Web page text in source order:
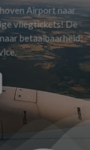
Airport naar
vliegtickets! De
betaalbaarheid,